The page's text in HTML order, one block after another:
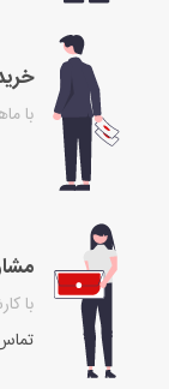
با ماهیانه
با